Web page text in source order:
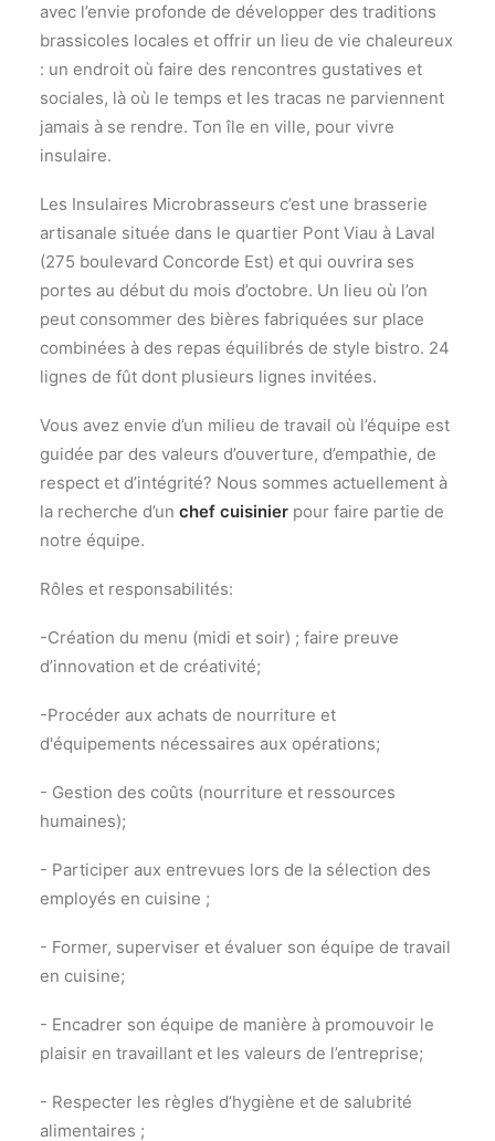
avec l’envie profonde de développer des traditions
brassicoles locales et offrir un lieu de vie chaleureux
: un endroit où faire des rencontres gustatives et
sociales, là où le temps et les tracas ne parviennent
jamais à se rendre. Ton île en ville, pour vivre
insulaire.
Les Insulaires Microbrasseurs c’est une brasserie
artisanale située dans le quartier Pont Viau à Laval
(275 boulevard Concorde Est) et qui ouvrira ses
portes au début du mois d’octobre. Un lieu où l’on
peut consommer des bières fabriquées sur place
combinées à des repas équilibrés de style bistro. 24
lignes de fût dont plusieurs lignes invitées.
Vous avez envie d’un milieu de travail où l’équipe est
guidée par des valeurs d’ouverture, d’empathie, de
respect et d’intégrité? Nous sommes actuellement à
la recherche d’un chef cuisinier pour faire partie de
notre équipe.
Rôles et responsabilités:
-Création du menu (midi et soir) ; faire preuve
d’innovation et de créativité;
-Procéder aux achats de nourriture et
d'équipements nécessaires aux opérations;
- Gestion des coûts (nourriture et ressources
humaines);
- Participer aux entrevues lors de la sélection des
employés en cuisine ;
- Former, superviser et évaluer son équipe de travail
en cuisine;
- Encadrer son équipe de manière à promouvoir le
plaisir en travaillant et les valeurs de l’entreprise;
- Respecter les règles d’hygiène et de salubrité
alimentaires ;